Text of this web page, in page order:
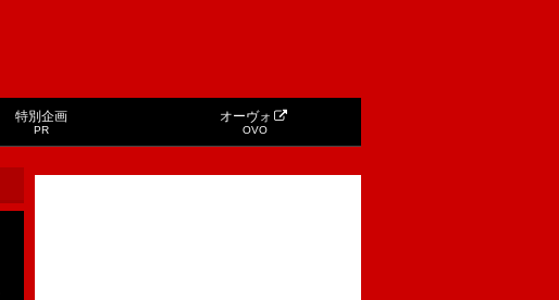
特別企画
PR
オーヴォ
OVO